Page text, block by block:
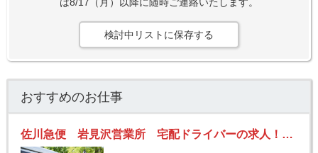
検討中リストに保存する
おすすめのお仕事
佐川急便 岩見沢営業所 宅配ドライバーの求人！未経験歓迎！先輩たちがサポートします♪